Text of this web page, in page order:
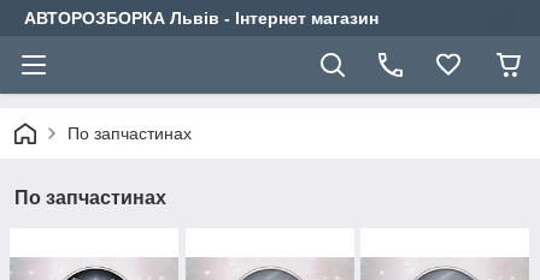
АВТОРОЗБОРКА Львів - Інтернет магазин
По запчастинах
По запчастинах